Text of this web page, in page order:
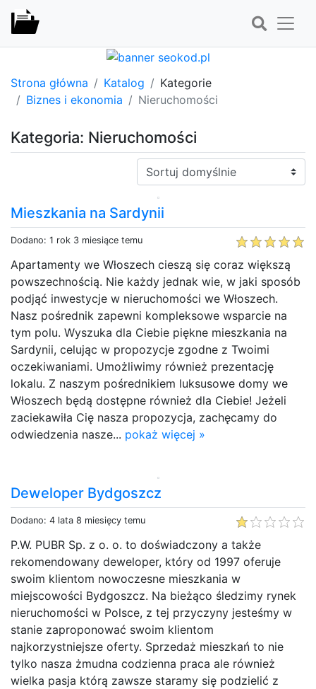
Strona główna Katalog
Kategorie
Biznes i ekonomia
Nieruchomości
Kategoria: Nieruchomości
Sortuj:
Mieszkania na Sardynii
Dodano: 1 rok 3 miesiące temu
Apartamenty we Włoszech cieszą się coraz większą
powszechnością. Nie każdy jednak wie, w jaki sposób
podjąć inwestycje w nieruchomości we Włoszech.
Nasz pośrednik zapewni kompleksowe wsparcie na
tym polu. Wyszuka dla Ciebie piękne mieszkania na
Sardynii, celując w propozycje zgodne z Twoimi
oczekiwaniami. Umożliwimy również prezentację
lokalu. Z naszym pośrednikiem luksusowe domy we
Włoszech będą dostępne również dla Ciebie! Jeżeli
zaciekawiła Cię nasza propozycja, zachęcamy do
odwiedzenia nasze... pokaż więcej »
Deweloper Bydgoszcz
Dodano: 4 lata 8 miesięcy temu
P.W. PUBR Sp. z o. o. to doświadczony a także
rekomendowany deweloper, który od 1997 oferuje
swoim klientom nowoczesne mieszkania w
miejscowości Bydgoszcz. Na bieżąco śledzimy rynek
nieruchomości w Polsce, z tej przyczyny jesteśmy w
stanie zaproponować swoim klientom
najkorzystniejsze oferty. Sprzedaż mieszkań to nie
tylko nasza żmudna codzienna praca ale również
wielka pasja którą zawsze staramy się podzielić z